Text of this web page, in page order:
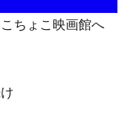
ちょこ映画館へ